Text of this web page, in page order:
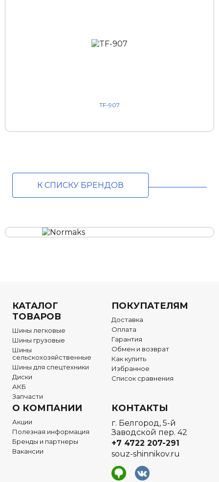
TF-907
К СПИСКУ БРЕНДОВ
КАТАЛОГ
ТОВАРОВ
Шины легковые
Шины грузовые
Шины
сельскохозяйственные
Шины для спецтехники
Диски
АКБ
Запчасти
ПОКУПАТЕЛЯМ
Доставка
Оплата
Гарантия
Обмен и возврат
Как купить
Избранное
Список сравнения
О КОМПАНИИ
Акции
Полезная информация
Бренды и партнеры
Вакансии
КОНТАКТЫ
г. Белгород, 5-й
Заводской пер. 42
+7 4722 207-291
souz-shinnikov.ru